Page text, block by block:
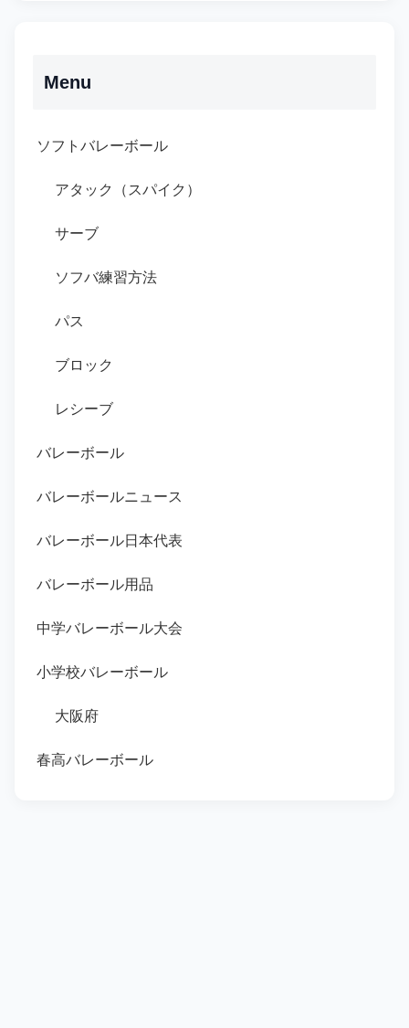
Menu
ソフトバレーボール
アタック（スパイク）
サーブ
ソフバ練習方法
パス
ブロック
レシーブ
バレーボール
バレーボールニュース
バレーボール日本代表
バレーボール用品
中学バレーボール大会
小学校バレーボール
大阪府
春高バレーボール